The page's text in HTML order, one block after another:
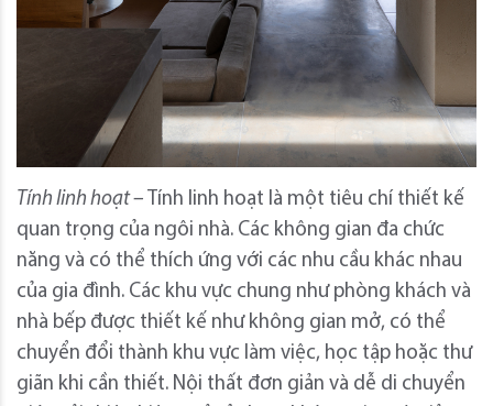
Tính linh hoạt – Tính linh hoạt là một tiêu chí thiết kế
quan trọng của ngôi nhà. Các không gian đa chức
năng và có thể thích ứng với các nhu cầu khác nhau
của gia đình. Các khu vực chung như phòng khách và
nhà bếp được thiết kế như không gian mở, có thể
chuyển đổi thành khu vực làm việc, học tập hoặc thư
giãn khi cần thiết. Nội thất đơn giản và dễ di chuyển